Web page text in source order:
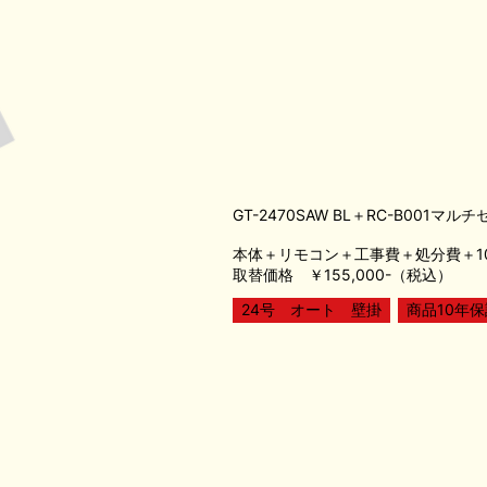
GT-2470SAW BL＋RC-B001マルチ
本体＋リモコン＋工事費＋処分費＋
取替価格 ￥155,000-（税込）
24号 オート 壁掛
商品10年